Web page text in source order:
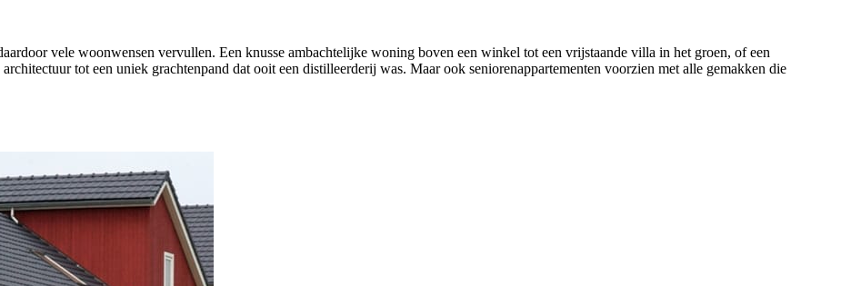
vele woonwensen vervullen. Een knusse ambachtelijke woning boven een winkel tot een vrijstaande villa in het groen, of een
tot een uniek grachtenpand dat ooit een distilleerderij was. Maar ook seniorenappartementen voorzien met alle gemakken die